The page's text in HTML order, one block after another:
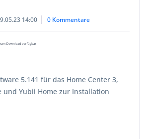
14:00 0 Kommentare
5.141 für das Home Center 3,
und Yubii Home zur Installation